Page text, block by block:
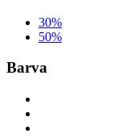
30%
50%
Barva